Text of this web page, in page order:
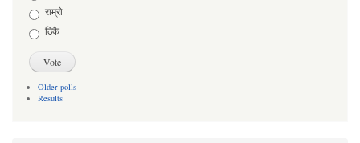
राम्रो
ठिकै
Older polls
Results